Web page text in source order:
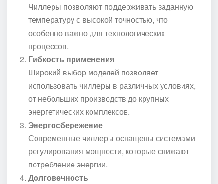
Чиллеры позволяют поддерживать заданную
температуру с высокой точностью, что
особенно важно для технологических
процессов.
Гибкость применения
Широкий выбор моделей позволяет
использовать чиллеры в различных условиях,
от небольших производств до крупных
энергетических комплексов.
Энергосбережение
Современные чиллеры оснащены системами
регулирования мощности, которые снижают
потребление энергии.
Долговечность